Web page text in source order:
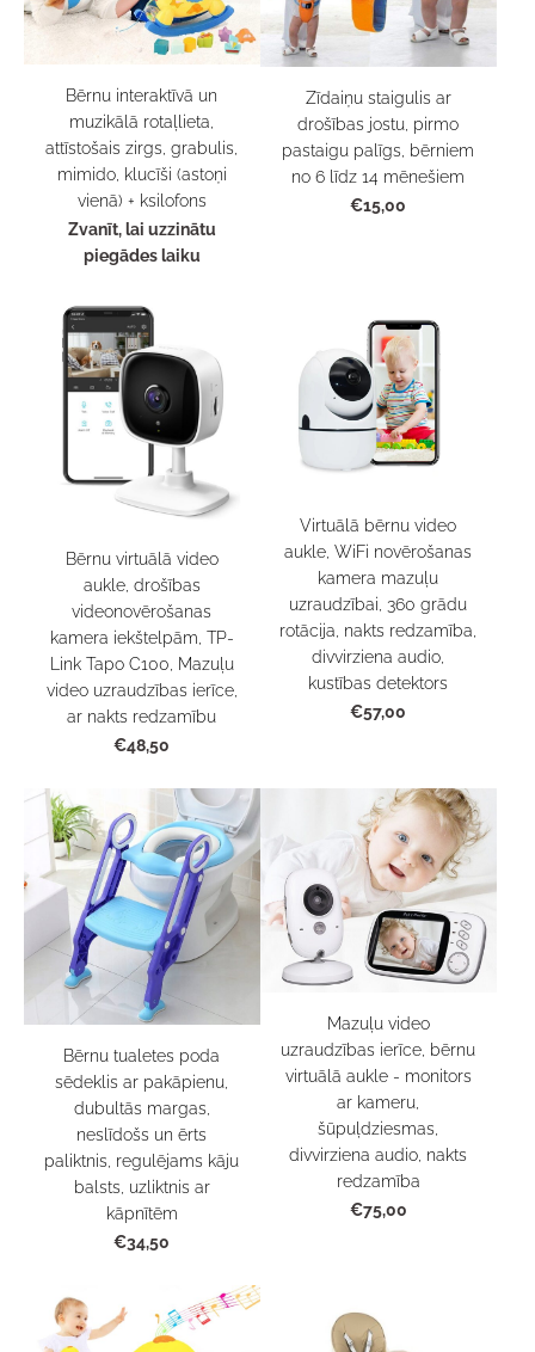
Bērnu interaktīvā un
muzikālā rotaļlieta,
attīstošais zirgs, grabulis,
mimido, klucīši (astoņi
vienā) + ksilofons
Zvanīt, lai uzzinātu
piegādes laiku
Zīdaiņu staigulis ar
drošības jostu, pirmo
pastaigu palīgs, bērniem
no 6 līdz 14 mēnešiem
€15,00
Bērnu virtuālā video
aukle, drošības
videonovērošanas
kamera iekštelpām, TP-
Link Tapo C100, Mazuļu
video uzraudzības ierīce,
ar nakts redzamību
€48,50
Virtuālā bērnu video
aukle, WiFi novērošanas
kamera mazuļu
uzraudzībai, 360 grādu
rotācija, nakts redzamība,
divvirziena audio,
kustības detektors
€57,00
Bērnu tualetes poda
sēdeklis ar pakāpienu,
dubultās margas,
neslīdošs un ērts
paliktnis, regulējams kāju
balsts, uzliktnis ar
kāpnītēm
€34,50
Mazuļu video
uzraudzības ierīce, bērnu
virtuālā aukle - monitors
ar kameru,
šūpuļdziesmas,
divvirziena audio, nakts
redzamība
€75,00